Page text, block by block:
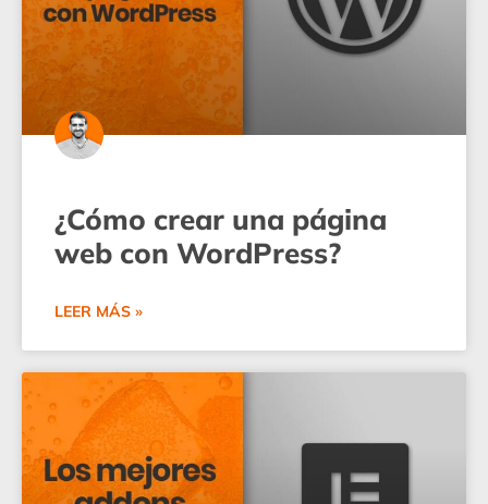
¿Cómo crear una página
web con WordPress?
LEER MÁS »